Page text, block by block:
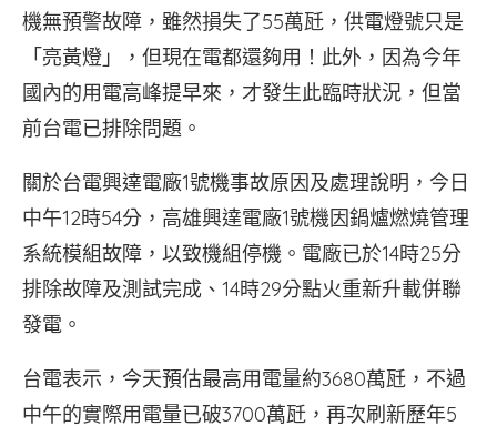
機無預警故障，雖然損失了55萬瓩，供電燈號只是
「亮黃燈」，但現在電都還夠用！此外，因為今年
國內的用電高峰提早來，才發生此臨時狀況，但當
前台電已排除問題。
關於台電興達電廠1號機事故原因及處理說明，今日
中午12時54分，高雄興達電廠1號機因鍋爐燃燒管理
系統模組故障，以致機組停機。電廠已於14時25分
排除故障及測試完成、14時29分點火重新升載併聯
發電。
台電表示，今天預估最高用電量約3680萬瓩，不過
中午的實際用電量已破3700萬瓩，再次刷新歷年5